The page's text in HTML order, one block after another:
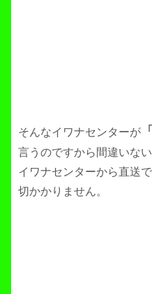
そんなイワナセンターが
言うのですから間違いな
イワナセンターから直送
切かかりません。